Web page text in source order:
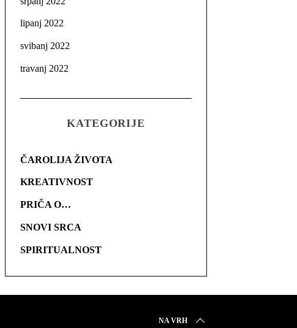
lipanj 2022
svibanj 2022
travanj 2022
KATEGORIJE
ČAROLIJA ŽIVOTA
KREATIVNOST
PRIČA O…
SNOVI SRCA
SPIRITUALNOST
NA VRH